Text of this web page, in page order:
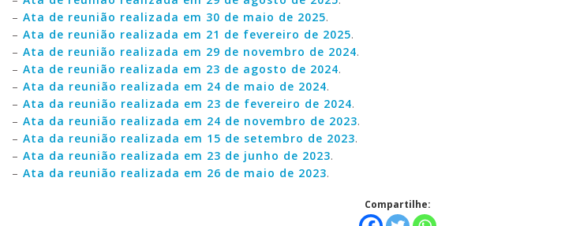
– Ata de reunião realizada em 30 de maio de 2025.
– Ata de reunião realizada em 21 de fevereiro de 2025.
– Ata de reunião realizada em 29 de novembro de 2024.
– Ata de reunião realizada em 23 de agosto de 2024.
– Ata da reunião realizada em 24 de maio de 2024.
– Ata da reunião realizada em 23 de fevereiro de 2024.
– Ata da reunião realizada em 24 de novembro de 2023.
– Ata da reunião realizada em 15 de setembro de 2023.
– Ata da reunião realizada em 23 de junho de 2023.
– Ata da reunião realizada em 26 de maio de 2023.
Compartilhe: